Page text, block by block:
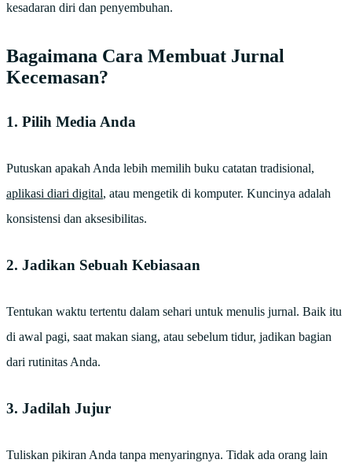
kesadaran diri dan penyembuhan.
Bagaimana Cara Membuat Jurnal
Kecemasan?
1. Pilih Media Anda
Putuskan apakah Anda lebih memilih buku catatan tradisional,
aplikasi diari digital, atau mengetik di komputer. Kuncinya adalah
konsistensi dan aksesibilitas.
2. Jadikan Sebuah Kebiasaan
Tentukan waktu tertentu dalam sehari untuk menulis jurnal. Baik itu
di awal pagi, saat makan siang, atau sebelum tidur, jadikan bagian
dari rutinitas Anda.
3. Jadilah Jujur
Tuliskan pikiran Anda tanpa menyaringnya. Tidak ada orang lain